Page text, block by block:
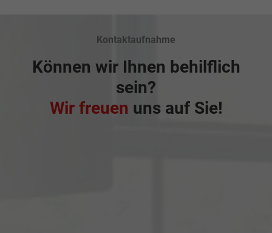
Kontaktaufnahme
Können wir Ihnen behilflich
sein?
Wir freuen uns auf Sie!